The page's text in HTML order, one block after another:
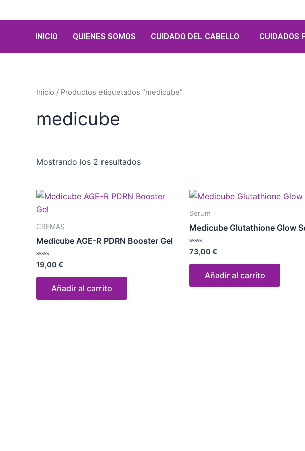
al
contenidoINICIO QUIENES SOMOS CUIDADO DEL CABELLO CUIDADOS
Inicio / Productos etiquetados “medicube”
medicube
Mostrando los 2 resultados
CREMAS
Medicube AGE-R PDRN Booster Gel
Valorado
con
0
19,00€
Añadir al carrito
Serum
Medicube Glutathione Glow
Valorado
con
0
73,00€
Añadir al carrito